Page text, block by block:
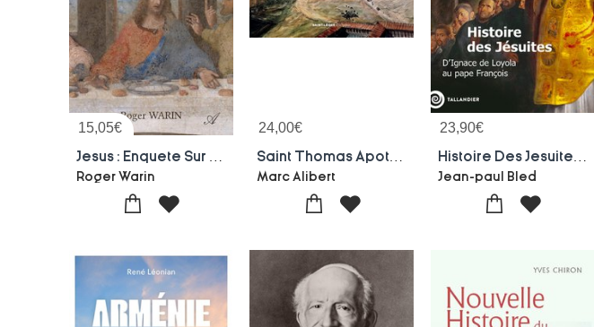
15,05€
Roger Warin
24,00€
Marc Alibert
23,90€
Jean-paul Bled